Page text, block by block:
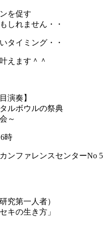
を促す
しれません・・
タイミング・・
えます＾＾
演奏】
ルボウルの祭典
～
時
ンファレンスセンターNo 5
究第一人者）
キの生き方」